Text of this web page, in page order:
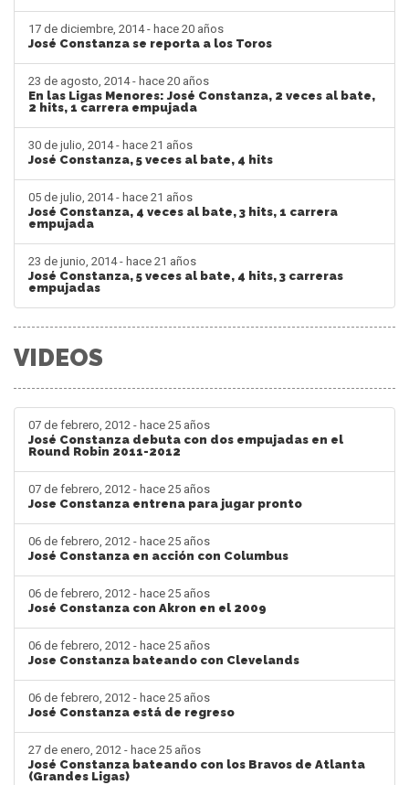
17 de diciembre, 2014 - hace 20 años
José Constanza se reporta a los Toros
23 de agosto, 2014 - hace 20 años
En las Ligas Menores: José Constanza, 2 veces al bate,
2 hits, 1 carrera empujada
30 de julio, 2014 - hace 21 años
José Constanza, 5 veces al bate, 4 hits
05 de julio, 2014 - hace 21 años
José Constanza, 4 veces al bate, 3 hits, 1 carrera
empujada
23 de junio, 2014 - hace 21 años
José Constanza, 5 veces al bate, 4 hits, 3 carreras
empujadas
VIDEOS
07 de febrero, 2012 - hace 25 años
José Constanza debuta con dos empujadas en el
Round Robin 2011-2012
07 de febrero, 2012 - hace 25 años
Jose Constanza entrena para jugar pronto
06 de febrero, 2012 - hace 25 años
José Constanza en acción con Columbus
06 de febrero, 2012 - hace 25 años
José Constanza con Akron en el 2009
06 de febrero, 2012 - hace 25 años
Jose Constanza bateando con Clevelands
06 de febrero, 2012 - hace 25 años
José Constanza está de regreso
27 de enero, 2012 - hace 25 años
José Constanza bateando con los Bravos de Atlanta
(Grandes Ligas)